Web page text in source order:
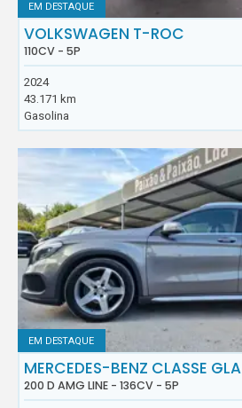
EM DESTAQUE
VOLKSWAGEN T-ROC
110CV - 5P
2024
43.171 km
Gasolina
EM DESTAQUE
MERCEDES-BENZ CLASSE GLA
200 D AMG LINE - 136CV - 5P